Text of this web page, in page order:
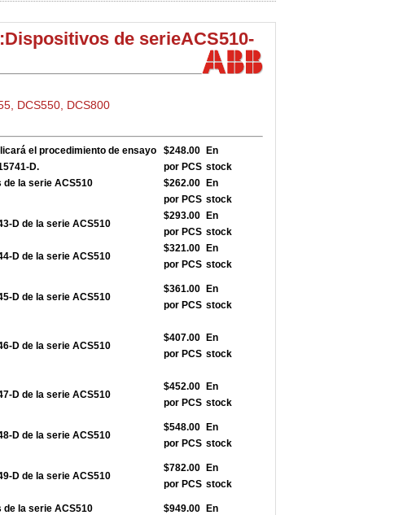
Dispositivos de serieACS510-
DCS550, DCS800
el procedimiento de ensayo
D.
$248.00
por PCS
En
stock
de la serie ACS510
$262.00
por PCS
En
stock
D de la serie ACS510
$293.00
por PCS
En
stock
D de la serie ACS510
$321.00
por PCS
En
stock
D de la serie ACS510
$361.00
por PCS
En
stock
D de la serie ACS510
$407.00
por PCS
En
stock
D de la serie ACS510
$452.00
por PCS
En
stock
D de la serie ACS510
$548.00
por PCS
En
stock
D de la serie ACS510
$782.00
por PCS
En
stock
de la serie ACS510
$949.00
En